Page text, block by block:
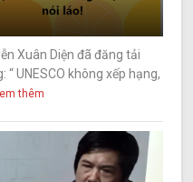
Xuân Diện đã đăng tải
UNESCO không xếp hạng,
thêm